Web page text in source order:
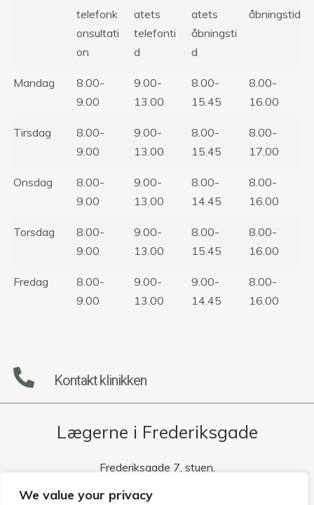
We value your privacy
telefonk
onsultati
on
atets
telefonti
d
atets
åbningsti
d
åbningstid
Mandag
8.00-
9.00
9.00-
13.00
8.00-
15.45
8.00-
16.00
Tirsdag
8.00-
9.00
9.00-
13.00
8.00-
15.45
8.00-
17.00
Onsdag
8.00-
9.00
9.00-
13.00
8.00-
14.45
8.00-
16.00
Torsdag
8.00-
9.00
9.00-
13.00
8.00-
15.45
8.00-
16.00
Fredag
8.00-
9.00
9.00-
13.00
9.00-
14.45
8.00-
16.00
Kontakt klinikken
Lægerne i Frederiksgade
Frederiksgade 7, stuen,